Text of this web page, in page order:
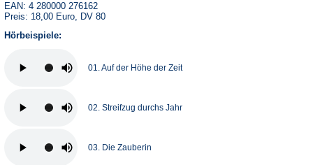
EAN: 4 280000 276162
Preis: 18,00 Euro, DV 80
Hörbeispiele:
01. Auf der Höhe der Zeit
02. Streifzug durchs Jahr
03. Die Zauberin